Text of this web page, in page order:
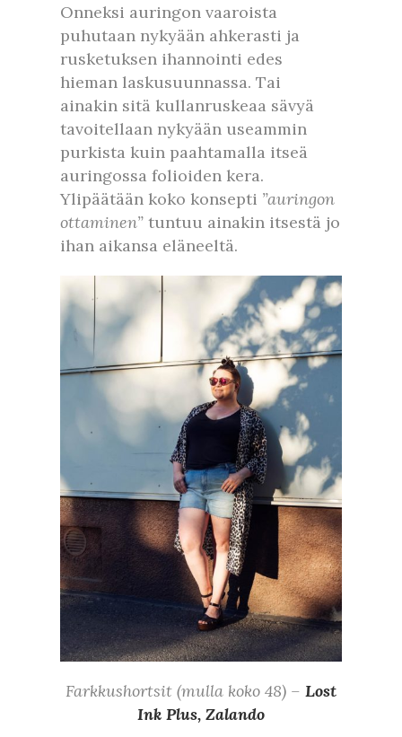
Onneksi auringon vaaroista
puhutaan nykyään ahkerasti ja
rusketuksen ihannointi edes
hieman laskusuunnassa. Tai
ainakin sitä kullanruskeaa sävyä
tavoitellaan nykyään useammin
purkista kuin paahtamalla itseä
auringossa folioiden kera.
Ylipäätään koko konsepti ”auringon
ottaminen” tuntuu ainakin itsestä jo
ihan aikansa eläneeltä.
Farkkushortsit (mulla koko 48) – Lost
Ink Plus, Zalando